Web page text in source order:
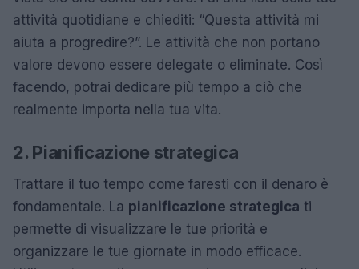
attività quotidiane e chiediti: “Questa attività mi
aiuta a progredire?”. Le attività che non portano
valore devono essere delegate o eliminate. Così
facendo, potrai dedicare più tempo a ciò che
realmente importa nella tua vita.
2. Pianificazione strategica
Trattare il tuo tempo come faresti con il denaro è
fondamentale. La pianificazione strategica ti
permette di visualizzare le tue priorità e
organizzare le tue giornate in modo efficace.